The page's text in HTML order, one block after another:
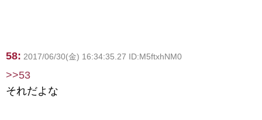
58: 2017/06/30(金) 16:34:35.27 ID:M5ftxhNM0
>>53
それだよな